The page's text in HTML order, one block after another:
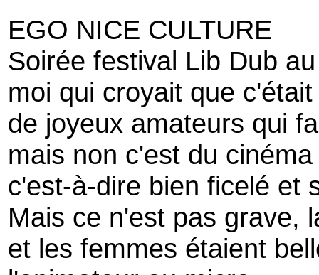
EGO NICE CULTURE
Soirée festival Lib Dub
moi qui croyait que
de joyeux amateurs qui
mais non c'est du
c'est-à-dire bien ficelé et
Mais ce n'est pas grave,
et les femmes étaient